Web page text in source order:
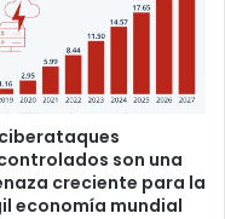
son una
creciente para la
economía mundial